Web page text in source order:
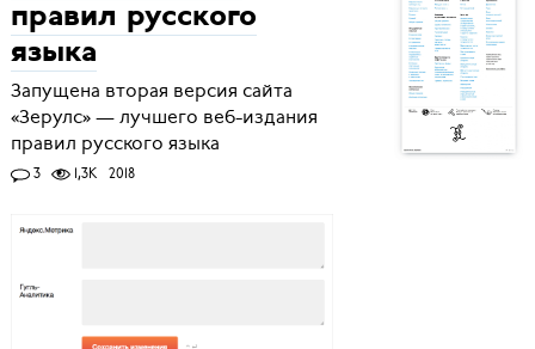
правил русского
языка
Запущена вторая версия сайта
«Зерулс» — лучшего веб-издания
правил русского языка
3 1,3K 2018